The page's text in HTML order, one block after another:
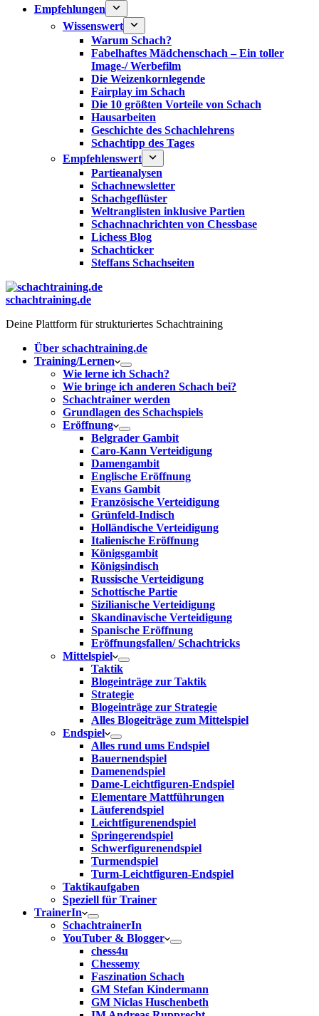
Empfehlungen
Wissenswert
Warum Schach?
Fabelhaftes Mädchenschach – Ein toller
Image-/ Werbefilm
Die Weizenkornlegende
Fairplay im Schach
Die 10 größten Vorteile von Schach‎
Hausarbeiten
Geschichte des Schachlehrens
Schachtipp des Tages
Empfehlenswert
Partieanalysen
Schachnewsletter
Schachgeflüster
Weltranglisten inklusive Partien
Schachnachrichten von Chessbase
Lichess Blog
Schachticker
Steffans Schachseiten
schachtraining.de
Deine Plattform für strukturiertes Schachtraining
Über schachtraining.de
Training/Lernen
Wie lerne ich Schach?
Wie bringe ich anderen Schach bei?
Schachtrainer werden
Grundlagen des Schachspiels
Eröffnung
Belgrader Gambit
Caro-Kann Verteidigung
Damengambit
Englische Eröffnung
Evans Gambit
Französische Verteidigung
Grünfeld-Indisch
Holländische Verteidigung
Italienische Eröffnung
Königsgambit
Königsindisch
Russische Verteidigung
Schottische Partie
Sizilianische Verteidigung
Skandinavische Verteidigung
Spanische Eröffnung
Eröffnungsfallen/ Schachtricks
Mittelspiel
Taktik
Blogeinträge zur Taktik
Strategie
Blogeinträge zur Strategie
Alles Blogeiträge zum Mittelspiel
Endspiel
Alles rund ums Endspiel
Bauernendspiel
Damenendspiel
Dame-Leichtfiguren-Endspiel
Elementare Mattführungen
Läuferendspiel
Leichtfigurenendspiel
Springerendspiel
Schwerfigurenendspiel
Turmendspiel
Turm-Leichtfiguren-Endspiel
Taktikaufgaben
Speziell für Trainer
TrainerIn
SchachtrainerIn
YouTuber & Blogger
chess4u
Chessemy
Faszination Schach
GM Stefan Kindermann
GM Niclas Huschenbeth